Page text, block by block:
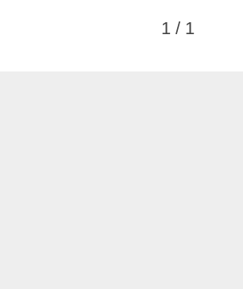
1 / 1